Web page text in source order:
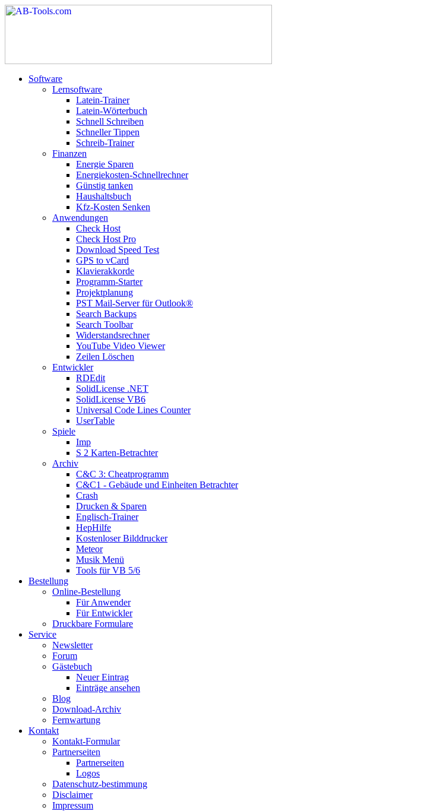
Software
Lernsoftware
Latein-Trainer
Latein-Wörterbuch
Schnell Schreiben
Schneller Tippen
Schreib-Trainer
Finanzen
Energie Sparen
Energiekosten-Schnellrechner
Günstig tanken
Haushaltsbuch
Kfz-Kosten Senken
Anwendungen
Check Host
Check Host Pro
Download Speed Test
GPS to vCard
Klavierakkorde
Programm-Starter
Projektplanung
PST Mail-Server für Outlook®
Search Backups
Search Toolbar
Widerstandsrechner
YouTube Video Viewer
Zeilen Löschen
Entwickler
RDEdit
SolidLicense .NET
SolidLicense VB6
Universal Code Lines Counter
UserTable
Spiele
Imp
S 2 Karten-Betrachter
Archiv
C&C 3: Cheatprogramm
C&C1 - Gebäude und Einheiten Betrachter
Crash
Drucken & Sparen
Englisch-Trainer
HepHilfe
Kostenloser Bilddrucker
Meteor
Musik Menü
Tools für VB 5/6
Bestellung
Online-Bestellung
Für Anwender
Für Entwickler
Druckbare Formulare
Service
Newsletter
Forum
Gästebuch
Neuer Eintrag
Einträge ansehen
Blog
Download-Archiv
Fernwartung
Kontakt
Kontakt-Formular
Partnerseiten
Partnerseiten
Logos
Datenschutz-bestimmung
Disclaimer
Impressum